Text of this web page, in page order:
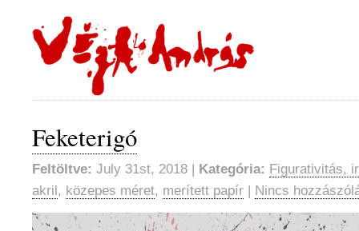
Feketerigó
Feltöltve: July 31st, 2018 | Kategória: Figurativitás,
akril, közepes méret, merített papír | Nincs